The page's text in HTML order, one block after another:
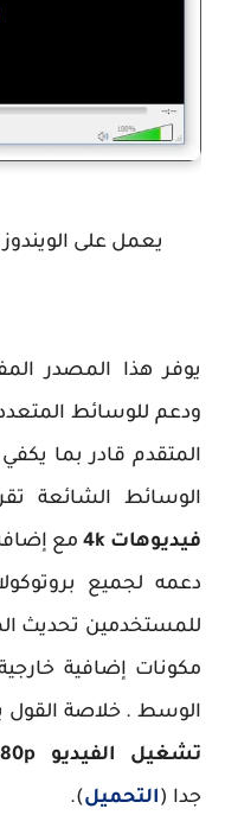
يعمل على
يوفر هذا المصدر
ودعم للوسائط
المتقدم قادر بما
الوسائط الشائعة
فيديوهات 4k
مع
دعمه لجميع
للمستخدمين تحديث
مكونات إضافية
الوسط . خلاصة القول
تشغيل الفيديو hd 1080p للكمبيوتر
جدا (التحميل).